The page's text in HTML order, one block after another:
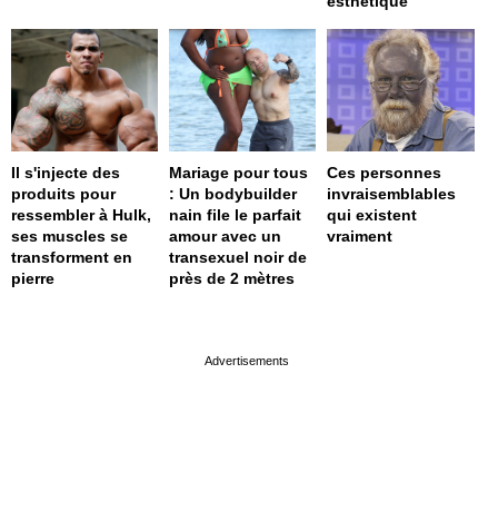
Il s'injecte des
produits pour
ressembler à Hulk,
ses muscles se
transforment en
pierre
Mariage pour tous
: Un bodybuilder
nain file le parfait
amour avec un
transexuel noir de
près de 2 mètres
Ces personnes
invraisemblables
qui existent
vraiment